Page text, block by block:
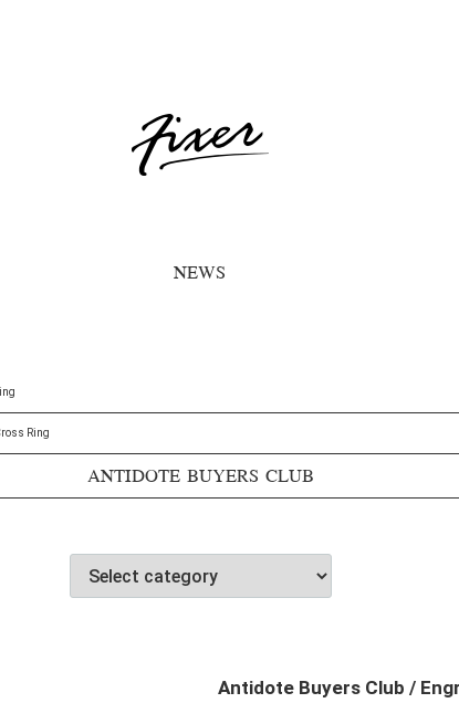
NEWS
Ring
ANTIDOTE BUYERS CLUB
Antidote Buyers Club /